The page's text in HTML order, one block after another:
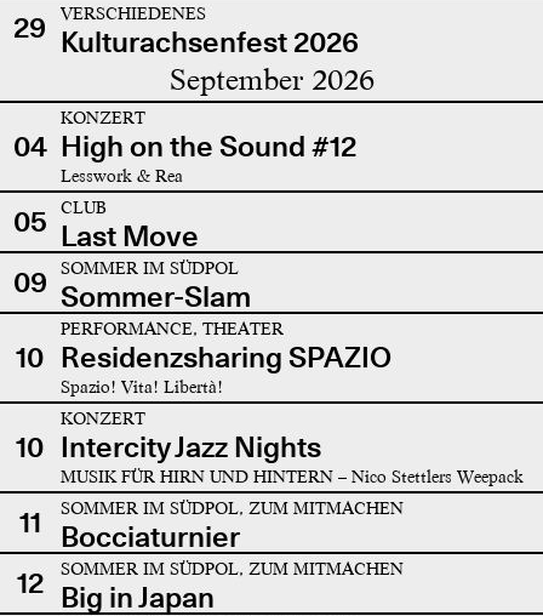
29 VERSCHIEDENES
Kulturachsenfest 2026
September 2026
04
KONZERT
High on the Sound #12
Lesswork & Rea
05 CLUB
Last Move
09
SOMMER IM SÜDPOL
Sommer-Slam
10
PERFORMANCE, THEATER
Residenzsharing SPAZIO
Spazio! Vita! Libertà!
10
KONZERT
Intercity Jazz Nights
MUSIK FÜR HIRN UND HINTERN – Nico Stettlers Weepack
11 SOMMER IM SÜDPOL, ZUM MITMACHEN
Bocciaturnier
12
SOMMER IM SÜDPOL, ZUM MITMACHEN
Big in Japan